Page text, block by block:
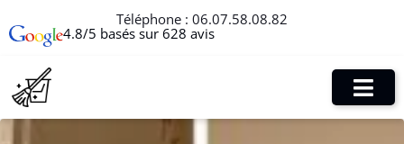
Téléphone : 06.07.58.08.82
4.8/5 basés sur 628 avis